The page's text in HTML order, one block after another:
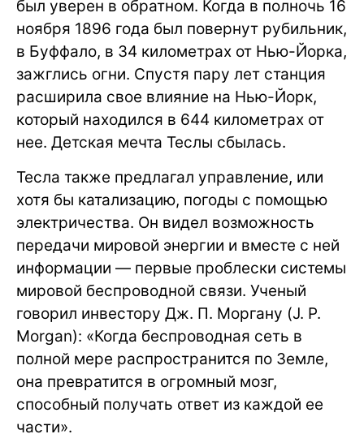
был уверен в обратном. Когда в полночь 16
ноября 1896 года был повернут рубильник,
в Буффало, в 34 километрах от Нью-Йорка,
зажглись огни. Спустя пару лет станция
расширила свое влияние на Нью-Йорк,
который находился в 644 километрах от
нее. Детская мечта Теслы сбылась.
Тесла также предлагал управление, или
хотя бы катализацию, погоды с помощью
электричества. Он видел возможность
передачи мировой энергии и вместе с ней
информации — первые проблески системы
мировой беспроводной связи. Ученый
говорил инвестору Дж. П. Моргану (J. P.
Morgan): «Когда беспроводная сеть в
полной мере распространится по Земле,
она превратится в огромный мозг,
способный получать ответ из каждой ее
части».